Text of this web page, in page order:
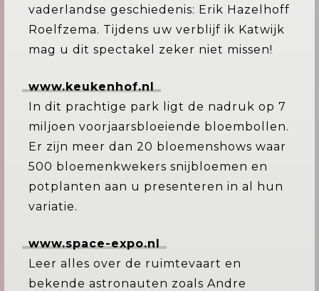
vaderlandse geschiedenis: Erik Hazelhoff
Roelfzema. Tijdens uw verblijf ik Katwijk
mag u dit spectakel zeker niet missen!
www.keukenhof.nl
In dit prachtige park ligt de nadruk op 7
miljoen voorjaarsbloeiende bloembollen.
Er zijn meer dan 20 bloemenshows waar
500 bloemenkwekers snijbloemen en
potplanten aan u presenteren in al hun
variatie.
www.space-expo.nl
Leer alles over de ruimtevaart en
bekende astronauten zoals Andre